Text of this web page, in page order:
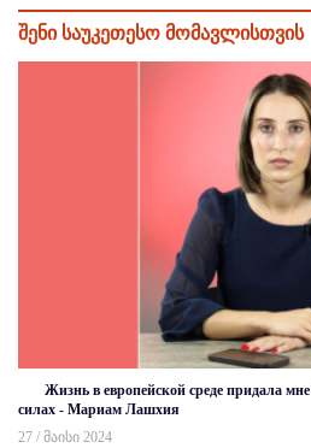
შენი საუკეთესო მომავლისთვის
Жизнь в европейской среде придала
силах - Мариам Лашхия
27 / მაისი 2024